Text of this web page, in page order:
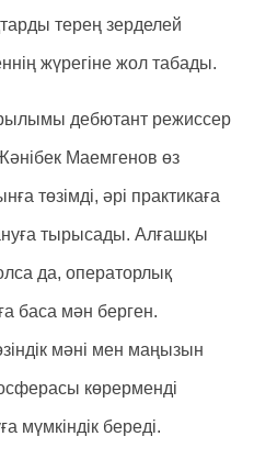
терең зерделей
жүрегіне жол табады.
дебютант режиссер
Маемгенов өз
төзімді, әрі практикаға
тырысады. Алғашқы
да, операторлық
баса мән берген.
мәні мен маңызын
көрерменді
мүмкіндік береді.